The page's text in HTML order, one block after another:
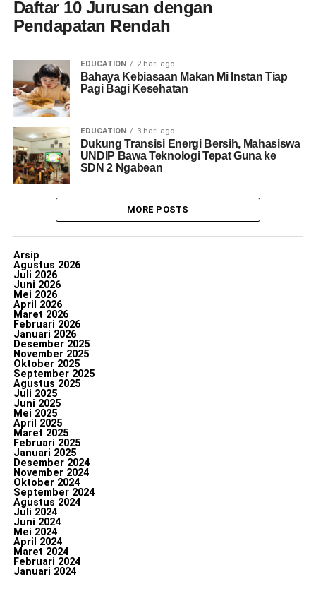
Daftar 10 Jurusan dengan
Pendapatan Rendah
EDUCATION 2 hari ago
Bahaya Kebiasaan Makan Mi Instan Tiap
Pagi Bagi Kesehatan
EDUCATION 3 hari ago
Dukung Transisi Energi Bersih, Mahasiswa
UNDIP Bawa Teknologi Tepat Guna ke
SDN 2 Ngabean
MORE POSTS
Arsip
Agustus 2026
Juli 2026
Juni 2026
Mei 2026
April 2026
Maret 2026
Februari 2026
Januari 2026
Desember 2025
November 2025
Oktober 2025
September 2025
Agustus 2025
Juli 2025
Juni 2025
Mei 2025
April 2025
Maret 2025
Februari 2025
Januari 2025
Desember 2024
November 2024
Oktober 2024
September 2024
Agustus 2024
Juli 2024
Juni 2024
Mei 2024
April 2024
Maret 2024
Februari 2024
Januari 2024